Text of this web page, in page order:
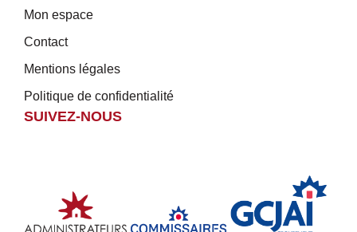
Mon espace
Contact
Mentions légales
Politique de confidentialité
SUIVEZ-NOUS